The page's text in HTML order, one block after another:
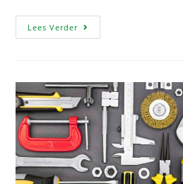
Lees Verder